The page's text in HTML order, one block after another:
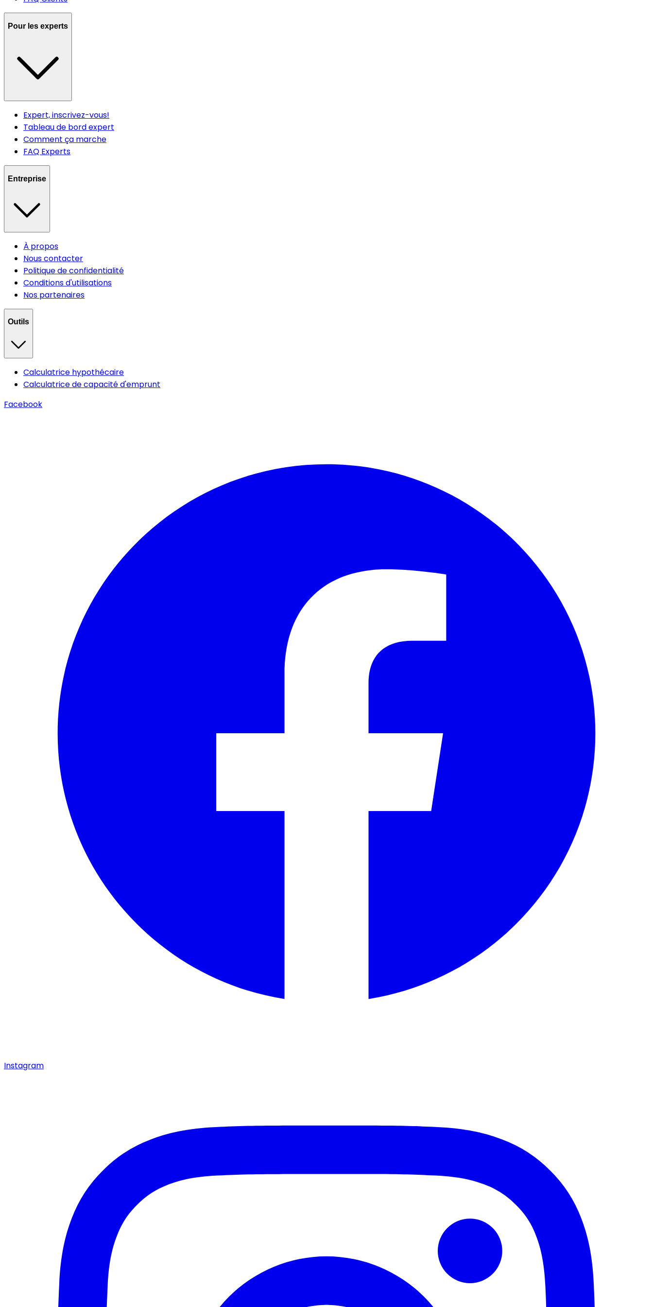
Pour les experts
Expert, inscrivez-vous!
Tableau de bord expert
Comment ça marche
FAQ Experts
Entreprise
À propos
Nous contacter
Politique de confidentialité
Conditions d'utilisations
Nos partenaires
Outils
Calculatrice hypothécaire
Calculatrice de capacité d'emprunt
Facebook
Instagram